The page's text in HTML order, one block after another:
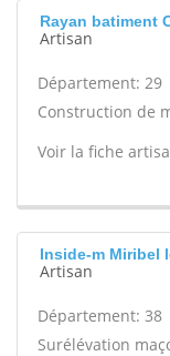
Rayan batiment
Artisan
Département: 29
Construction de
Voir la fiche
Inside-m Miribel
Artisan
Département: 38
Surélévation